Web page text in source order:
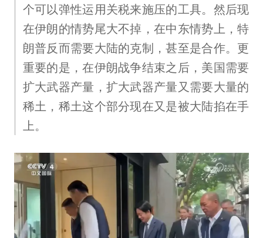
个可以弹性运用关税来施压的工具。然后现
在伊朗的情势尾大不掉，在中东情势上，特
朗普反而需要大陆的克制，甚至是合作。更
重要的是，在伊朗战争结束之后，美国需要
扩大武器产量，扩大武器产量又需要大量的
稀土，稀土这个部分现在又是被大陆掐在手
上。